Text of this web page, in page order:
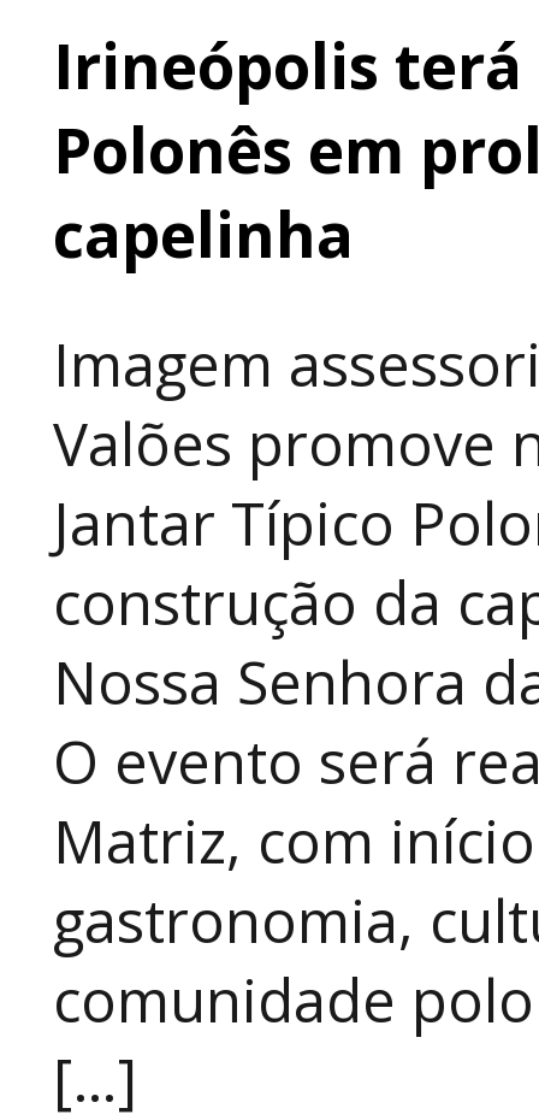
Irineópolis terá
Polonês em
capelinha
Imagem
Valões promove
Jantar Típico
construção da
Nossa Senhora
O evento será
Matriz, com
gastronomia,
comunidade
[…]